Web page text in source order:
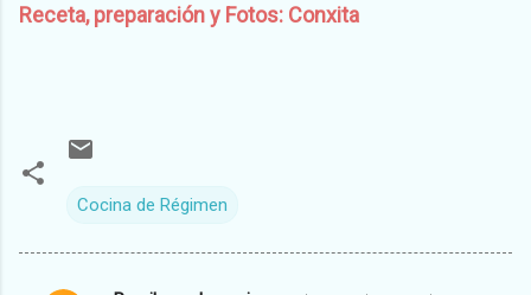
Receta, preparación y Fotos: Conxita
Cocina de Régimen